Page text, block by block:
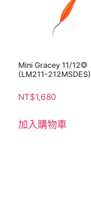
Mini Gracey 11/12❂
(LM211-212MSDES)
NT$1,680
加入購物車